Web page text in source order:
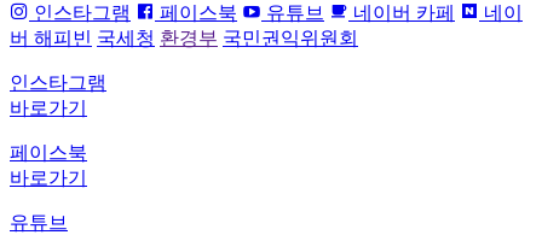
인스타그램 페이스북 유튜브 네이버 카페
네이
버 해피빈 국세청 환경부 국민권익위원회
인스타그램
바로가기
페이스북
바로가기
유튜브